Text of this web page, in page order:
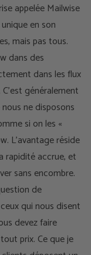
appelée Mailwise
en son
mais pas tous.
dans des
dans les flux
généralement
ne disposons
si on les «
L'avantage réside
rapidité accrue, et
sans encombre.
de
qui nous disent
devez faire
prix. Ce que je